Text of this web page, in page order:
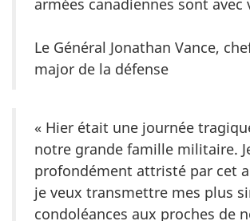
armées canadiennes sont avec
Le Général Jonathan Vance,
major de la défense
« Hier était une journée
notre grande famille militaire.
profondément attristé par cet
je veux transmettre mes plus
condoléances aux proches de